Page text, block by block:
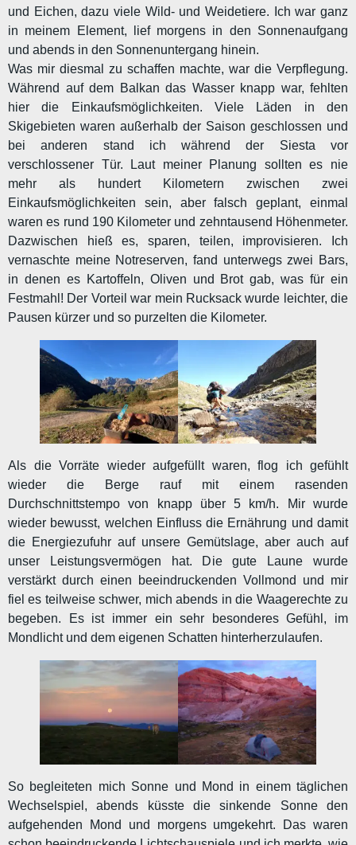
und Eichen, dazu viele Wild- und Weidetiere. Ich war ganz
in meinem Element, lief morgens in den Sonnenaufgang
und abends in den Sonnenuntergang hinein.
Was mir diesmal zu schaffen machte, war die Verpflegung.
Während auf dem Balkan das Wasser knapp war, fehlten
hier die Einkaufsmöglichkeiten. Viele Läden in den
Skigebieten waren außerhalb der Saison geschlossen und
bei anderen stand ich während der Siesta vor
verschlossener Tür. Laut meiner Planung sollten es nie
mehr als hundert Kilometern zwischen zwei
Einkaufsmöglichkeiten sein, aber falsch geplant, einmal
waren es rund 190 Kilometer und zehntausend Höhenmeter.
Dazwischen hieß es, sparen, teilen, improvisieren. Ich
vernaschte meine Notreserven, fand unterwegs zwei Bars,
in denen es Kartoffeln, Oliven und Brot gab, was für ein
Festmahl! Der Vorteil war mein Rucksack wurde leichter, die
Pausen kürzer und so purzelten die Kilometer.
Als die Vorräte wieder aufgefüllt waren, flog ich gefühlt
wieder die Berge rauf mit einem rasenden
Durchschnittstempo von knapp über 5 km/h. Mir wurde
wieder bewusst, welchen Einfluss die Ernährung und damit
die Energiezufuhr auf unsere Gemütslage, aber auch auf
unser Leistungsvermögen hat. Die gute Laune wurde
verstärkt durch einen beeindruckenden Vollmond und mir
fiel es teilweise schwer, mich abends in die Waagerechte zu
begeben. Es ist immer ein sehr besonderes Gefühl, im
Mondlicht und dem eigenen Schatten hinterherzulaufen.
So begleiteten mich Sonne und Mond in einem täglichen
Wechselspiel, abends küsste die sinkende Sonne den
aufgehenden Mond und morgens umgekehrt. Das waren